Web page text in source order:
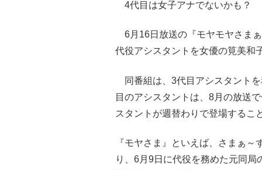
4代目は女子アナでないかも？
6月16日放送の『モヤモヤさま
代役アシスタントを女優の筧美和
同番組は、3代目アシスタント
目のアシスタントは、8月の放送
スタントが週替わりで登場するこ
『モヤさま』といえば、さまぁ
り、6月9日に代役を務めた元同